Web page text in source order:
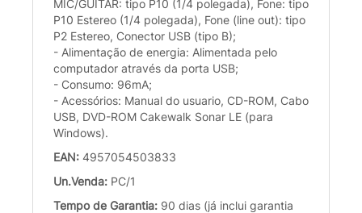
MIC/GUITAR: tipo P10 (1/4 polegada), Fone: tipo
P10 Estereo (1/4 polegada), Fone (line out): tipo
P2 Estereo, Conector USB (tipo B);
- Alimentação de energia: Alimentada pelo
computador através da porta USB;
- Consumo: 96mA;
- Acessórios: Manual do usuario, CD-ROM, Cabo
USB, DVD-ROM Cakewalk Sonar LE (para
Windows).
EAN: 4957054503833
Un.Venda: PC/1
Tempo de Garantia: 90 dias (já inclui garantia